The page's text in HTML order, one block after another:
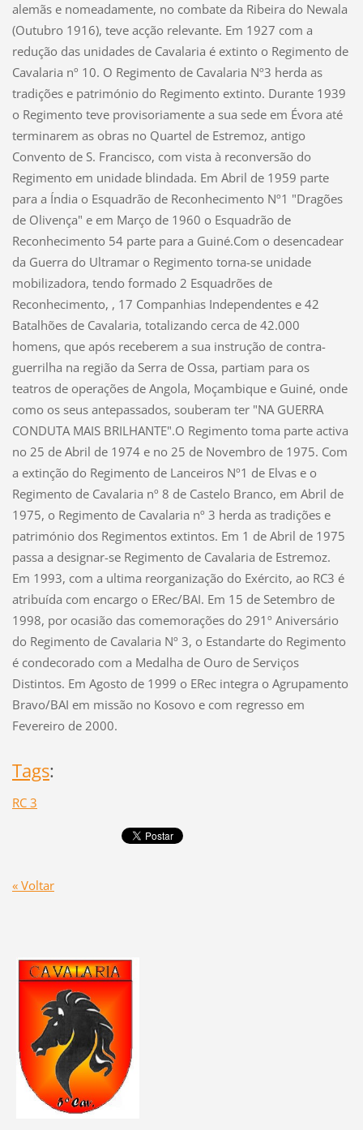
alemãs e nomeadamente, no combate da Ribeira do Newala
(Outubro 1916), teve acção relevante. Em 1927 com a
redução das unidades de Cavalaria é extinto o Regimento de
Cavalaria nº 10. O Regimento de Cavalaria Nº3 herda as
tradições e património do Regimento extinto. Durante 1939
o Regimento teve provisoriamente a sua sede em Évora até
terminarem as obras no Quartel de Estremoz, antigo
Convento de S. Francisco, com vista à reconversão do
Regimento em unidade blindada. Em Abril de 1959 parte
para a Índia o Esquadrão de Reconhecimento Nº1 "Dragões
de Olivença" e em Março de 1960 o Esquadrão de
Reconhecimento 54 parte para a Guiné.Com o desencadear
da Guerra do Ultramar o Regimento torna-se unidade
mobilizadora, tendo formado 2 Esquadrões de
Reconhecimento, , 17 Companhias Independentes e 42
Batalhões de Cavalaria, totalizando cerca de 42.000
homens, que após receberem a sua instrução de contra-
guerrilha na região da Serra de Ossa, partiam para os
teatros de operações de Angola, Moçambique e Guiné, onde
como os seus antepassados, souberam ter "NA GUERRA
CONDUTA MAIS BRILHANTE".O Regimento toma parte activa
no 25 de Abril de 1974 e no 25 de Novembro de 1975. Com
a extinção do Regimento de Lanceiros Nº1 de Elvas e o
Regimento de Cavalaria nº 8 de Castelo Branco, em Abril de
1975, o Regimento de Cavalaria nº 3 herda as tradições e
património dos Regimentos extintos. Em 1 de Abril de 1975
passa a designar-se Regimento de Cavalaria de Estremoz.
Em 1993, com a ultima reorganização do Exército, ao RC3 é
atribuída com encargo o ERec/BAI. Em 15 de Setembro de
1998, por ocasião das comemorações do 291º Aniversário
do Regimento de Cavalaria Nº 3, o Estandarte do Regimento
é condecorado com a Medalha de Ouro de Serviços
Distintos. Em Agosto de 1999 o ERec integra o Agrupamento
Bravo/BAI em missão no Kosovo e com regresso em
Fevereiro de 2000.
Tags:
RC 3
« Voltar